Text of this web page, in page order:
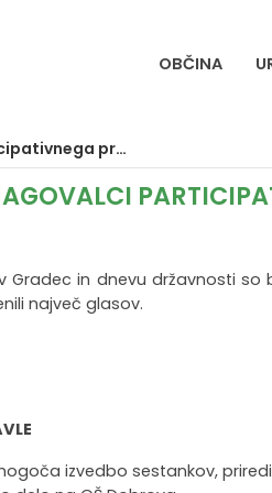
OBČINA
proračuna
in dnevu državnosti so
največ glasov.
izvedbo sestankov,